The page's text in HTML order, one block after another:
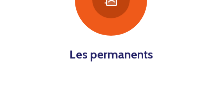
Les permanents